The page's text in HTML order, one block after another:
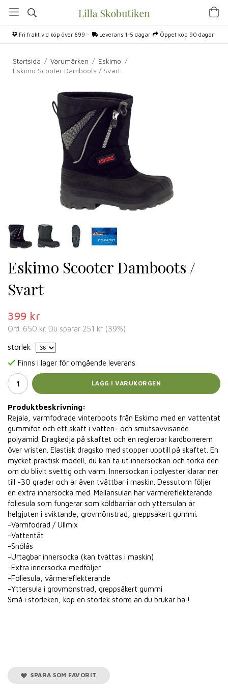
Fri frakt vid köp över 699:- Leverans 1-5 dagar Öppet köp 90 dagar
Startsida / Varumärken / Eskimo /
Eskimo Scooter Damboots / Svart
Eskimo Scooter Damboots /
Svart
399 kr
Ord. 650 kr. Du sparar 251 kr (39%)
storlek
Finns i lager för omgående leverans
LÄGG I VARUKORGEN
Produktbeskrivning:
Rejäla, varmfodrade vinterboots från Eskimo med en vattentät
gummifot och ett skaft i vatten- och smutsavvisande
polyamid. Dragkedja på skaftet och en reglerbar kardborrerem
över vristen. Elastisk dragsko med stopper upptill på skaftet. En
mycket praktisk modell, du kan ta ut innersockan och torka den
om du blivit svettig och varm. Innersockan i polyester klarar ner
till -30 grader och är även tvättbar i maskin. Dessutom följer
en extra innersocka med. Mellansulan har värmereflekterande
foliesula som fungerar som köldbarriär och yttersulan är
helgjuten i sviktande, grovmönstrad, greppsäkert gummi.
-Varmfodrad / Ullmix
-Vattentät
-Snölås
-Urtagbar innersocka (kan tvättas i maskin)
-Extra innersocka medföljer
-Foliesula, värmereflekterande
-Yttersula i grovmönstrad, greppsäkert gummi
Små i storleken, köp en storlek större än du brukar ha !
SPARA SOM FAVORIT